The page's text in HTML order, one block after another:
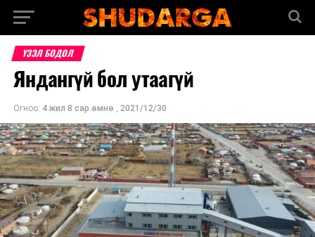
ҮЗЭЛ БОДОЛ
Яндангүй бол утаагүй
Огноо: 4 жил 8 сар.өмнө , 2021/12/30